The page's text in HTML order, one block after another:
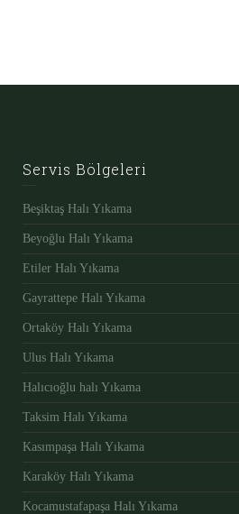
Servis Bölgeleri
Beşiktaş Halı Yıkama
Beyoğlu Halı Yıkama
Etiler Halı Yıkama
Gayrattepe Halı Yıkama
Ortaköy Halı Yıkama
Ulus Halı Yıkama
Halıcıoğlu halı Yıkama
Taksim Halı Yıkama
Kasımpaşa Halı Yıkama
Karaköy Halı Yıkama
Kocamustafapaşa Halı Yıkama